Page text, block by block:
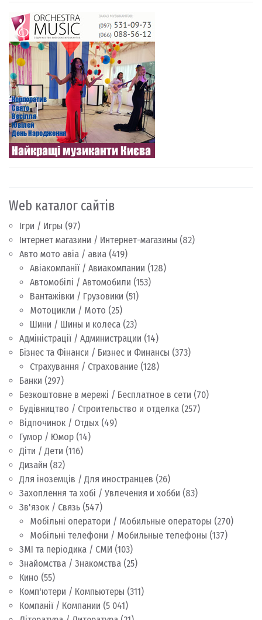
Web каталог сайтів
Ігри / Игры (97)
Інтернет магазини / Интернет-магазины (82)
Авто мото авіа / авиа (419)
Авіакомпанії / Авиакомпании (128)
Автомобілі / Автомобили (153)
Вантажівки / Грузовики (51)
Мотоцикли / Мото (25)
Шини / Шины и колеса (23)
Адміністрації / Администрации (14)
Бізнес та Фінанси / Бизнес и Финансы (373)
Страхування / Страхование (128)
Банки (297)
Безкоштовне в мережі / Бесплатное в сети (70)
Будівництво / Строительство и отделка (257)
Відпочинок / Отдых (49)
Гумор / Юмор (14)
Діти / Дети (116)
Дизайн (82)
Для іноземців / Для иностранцев (26)
Захоплення та хобі / Увлечения и хобби (83)
Зв'язок / Связь (547)
Мобільні оператори / Мобильные операторы (270)
Мобільні телефони / Мобильные телефоны (137)
ЗМІ та періодика / СМИ (103)
Знайомства / Знакомства (25)
Кино (55)
Комп'ютери / Компьютеры (311)
Компанії / Компании (5 041)